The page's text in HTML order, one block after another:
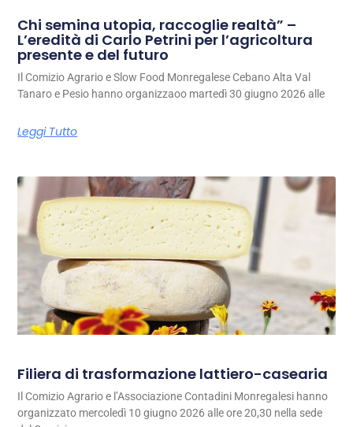
Chi semina utopia, raccoglie realtà” –
L’eredità di Carlo Petrini per l’agricoltura
presente e del futuro
Il Comizio Agrario e Slow Food Monregalese Cebano Alta Val
Tanaro e Pesio hanno organizzaoo martedì 30 giugno 2026 alle
Leggi Tutto
Filiera di trasformazione lattiero-casearia
Il Comizio Agrario e l’Associazione Contadini Monregalesi hanno
organizzato mercoledì 10 giugno 2026 alle ore 20,30 nella sede